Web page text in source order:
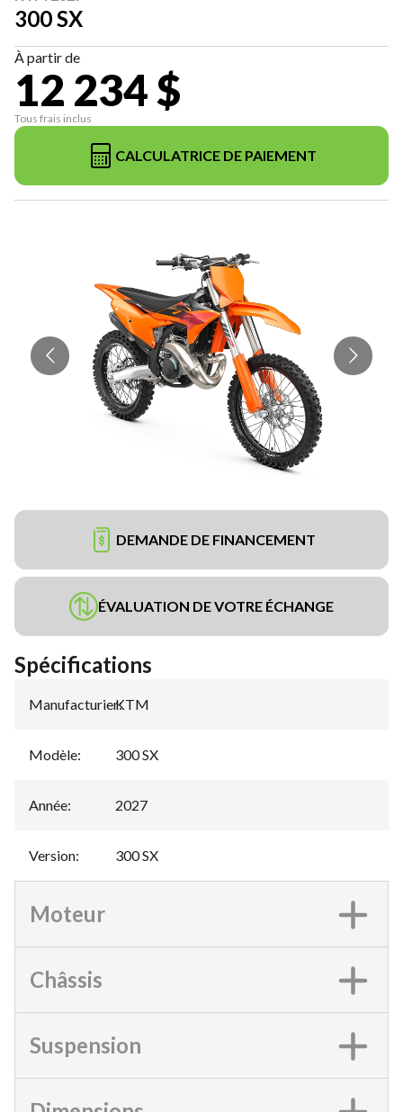
300 SX
À partir de
12 234 $
Tous frais inclus
CALCULATRICE DE PAIEMENT
DEMANDE DE FINANCEMENT
ÉVALUATION DE VOTRE ÉCHANGE
Spécifications
Manufacturier:
KTM
Modèle: 300 SX
Année: 2027
Version: 300 SX
Moteur
Châssis
Suspension